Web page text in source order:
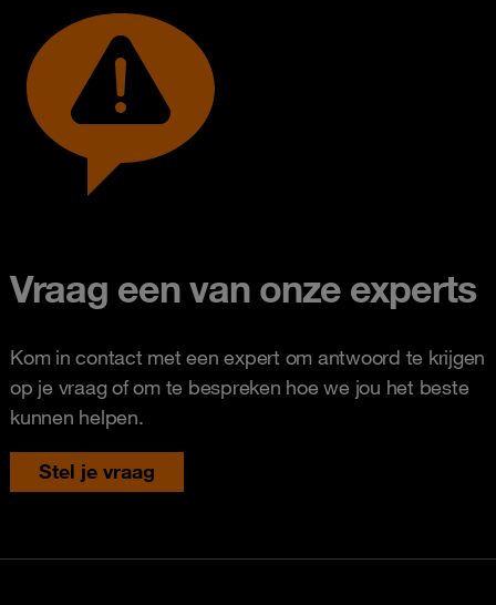
Vraag een van onze experts
Kom in contact met een expert om antwoord te krijgen
op je vraag of om te bespreken hoe we jou het beste
kunnen helpen.
Stel je vraag